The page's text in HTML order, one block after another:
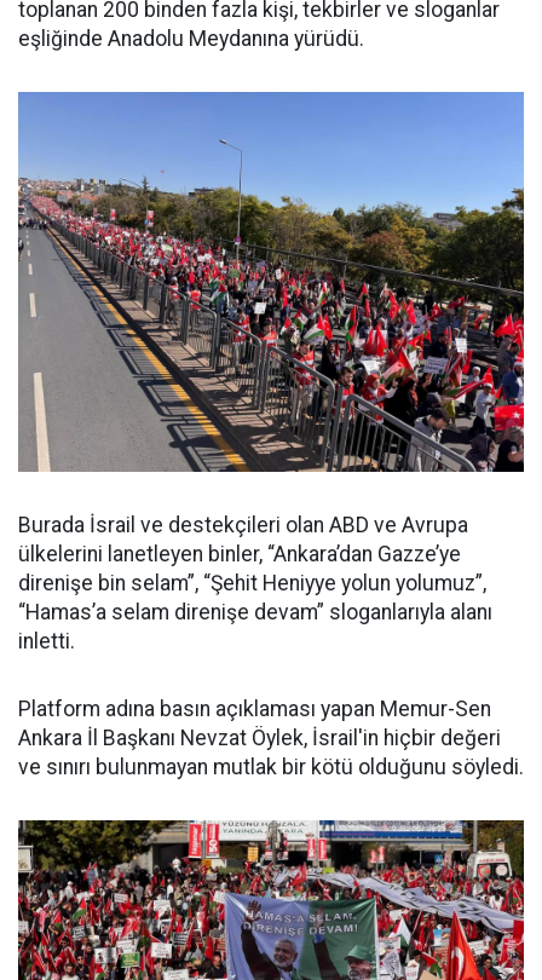
toplanan 200 binden fazla kişi, tekbirler ve sloganlar
eşliğinde Anadolu Meydanına yürüdü.
Burada İsrail ve destekçileri olan ABD ve Avrupa
ülkelerini lanetleyen binler, “Ankara’dan Gazze’ye
direnişe bin selam”, “Şehit Heniyye yolun yolumuz”,
“Hamas’a selam direnişe devam” sloganlarıyla alanı
inletti.
Platform adına basın açıklaması yapan Memur-Sen
Ankara İl Başkanı Nevzat Öylek, İsrail'in hiçbir değeri
ve sınırı bulunmayan mutlak bir kötü olduğunu söyledi.